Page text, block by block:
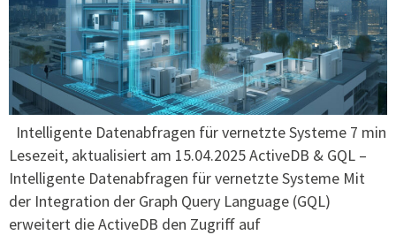
Intelligente Datenabfragen für vernetzte Systeme 7 min
Lesezeit, aktualisiert am 15.04.2025 ActiveDB & GQL –
Intelligente Datenabfragen für vernetzte Systeme Mit
der Integration der Graph Query Language (GQL)
erweitert die ActiveDB den Zugriff auf